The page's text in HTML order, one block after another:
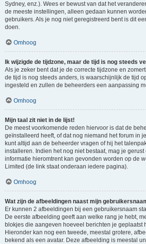
Sydney, enz.). Wees er bewust van dat het
de meeste instellingen, alleen gedaan kunnen
gebruikers. Als je nog niet geregistreerd bent is dit
doen.
Omhoog
Ik wijzigde de tijdzone, maar de tijd is nog steeds
Als je zeker bent dat je de correcte tijdzone en
de tijd is nog steeds anders, is waarschijnlijk de tijd
ingesteld en zullen de beheerders een aanpassing
Omhoog
Mijn taal zit niet in de lijst!
De meest voorkomende reden hiervoor is dat de
geïnstalleerd heeft, of dat nog niemand het forum in
kunt altijd aan de beheerder vragen of hij het
installeren. Indien het nog niet bestaat, mag je
informatie hieromtrent kan gevonden worden op de
Limited (de link staat onderaan iedere pagina).
Omhoog
Wat zijn de afbeeldingen naast mijn
Er kunnen 2 afbeeldingen bij een gebruikersnaam
De eerste afbeelding geeft aan welke rang je hebt,
blokjes die aangeven hoeveel berichten je geplaatst
Hieronder kan nog een tweede, meestal grotere,
bekend als een avatar. Deze afbeelding is meestal